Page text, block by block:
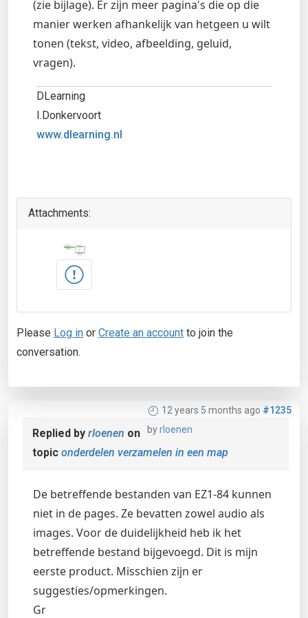
(zie bijlage). Er zijn meer pagina's die op die
manier werken afhankelijk van hetgeen u wilt
tonen (tekst, video, afbeelding, geluid,
vragen).
DLearning
I.Donkervoort
www.dlearning.nl
Attachments:
Please Log in or Create an account to join the
conversation.
12 years 5 months ago #1235
byrloenen
Replied by rloenen on
topic onderdelen verzamelen in een map
De betreffende bestanden van EZ1-84 kunnen
niet in de pages. Ze bevatten zowel audio als
images. Voor de duidelijkheid heb ik het
betreffende bestand bijgevoegd. Dit is mijn
eerste product. Misschien zijn er
suggesties/opmerkingen.
Gr